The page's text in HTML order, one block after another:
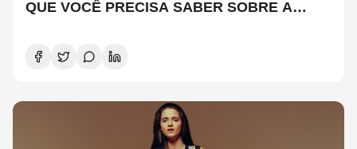
QUE VOCÊ PRECISA SABER SOBRE A